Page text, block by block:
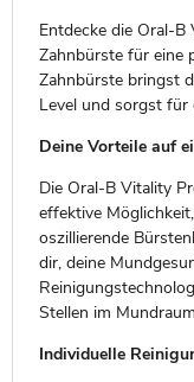
Entdecke die Oral-
Zahnbürste für eine
Zahnbürste bringst
Level und sorgst für
Deine Vorteile auf
Die Oral-B Vitality
effektive
oszillierende
dir, deine
Stellen im
Individuelle